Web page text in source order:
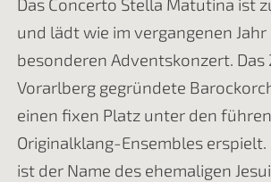
Das Concerto Stella Matutina ist
und lädt wie im vergangenen Jahr
besonderen Adventskonzert. Das
Vorarlberg gegründete
einen fixen Platz unter den
Originalklang-Ensembles
ist der Name des ehemaligen